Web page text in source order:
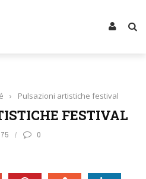
› Pulsazioni artistiche festival
FESTIVAL
0